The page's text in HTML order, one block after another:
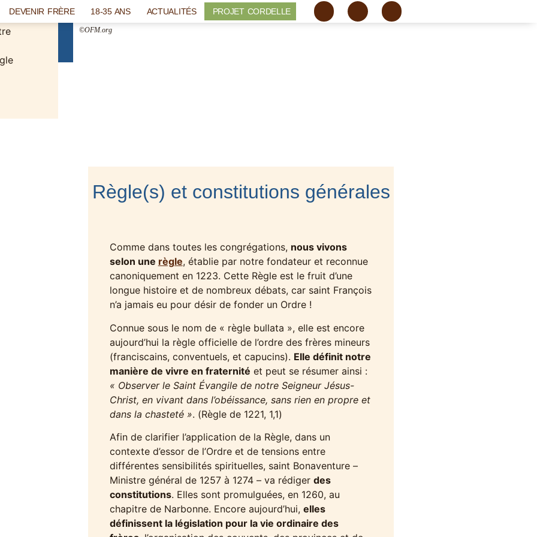
DEVENIR FRÈRE 18-35 ANS ACTUALITÉS PROJET CORDELLE
©OFM.org
Règle(s) et constitutions générales
Comme dans toutes les congrégations, nous vivons
selon une règle, établie par notre fondateur et reconnue
canoniquement en 1223. Cette Règle est le fruit d’une
longue histoire et de nombreux débats, car saint François
n’a jamais eu pour désir de fonder un Ordre !
Connue sous le nom de « règle bullata », elle est encore
aujourd’hui la règle officielle de l’ordre des frères mineurs
(franciscains, conventuels, et capucins). Elle définit notre
manière de vivre en fraternité et peut se résumer ainsi :
« Observer le Saint Évangile de notre Seigneur Jésus-
Christ, en vivant dans l’obéissance, sans rien en propre et
dans la chasteté ». (Règle de 1221, 1,1)
Afin de clarifier l’application de la Règle, dans un
contexte d’essor de l’Ordre et de tensions entre
différentes sensibilités spirituelles, saint Bonaventure –
Ministre général de 1257 à 1274 – va rédiger des
constitutions. Elles sont promulguées, en 1260, au
chapitre de Narbonne. Encore aujourd’hui, elles
définissent la législation pour la vie ordinaire des